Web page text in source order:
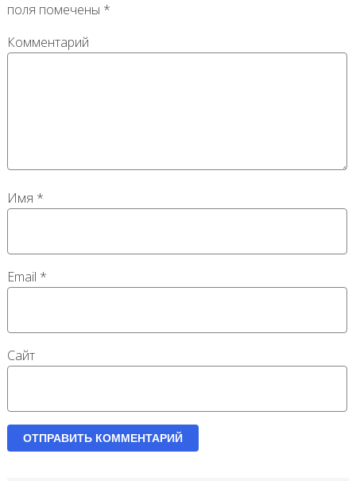
поля помечены *
Комментарий
Имя *
Email *
Сайт